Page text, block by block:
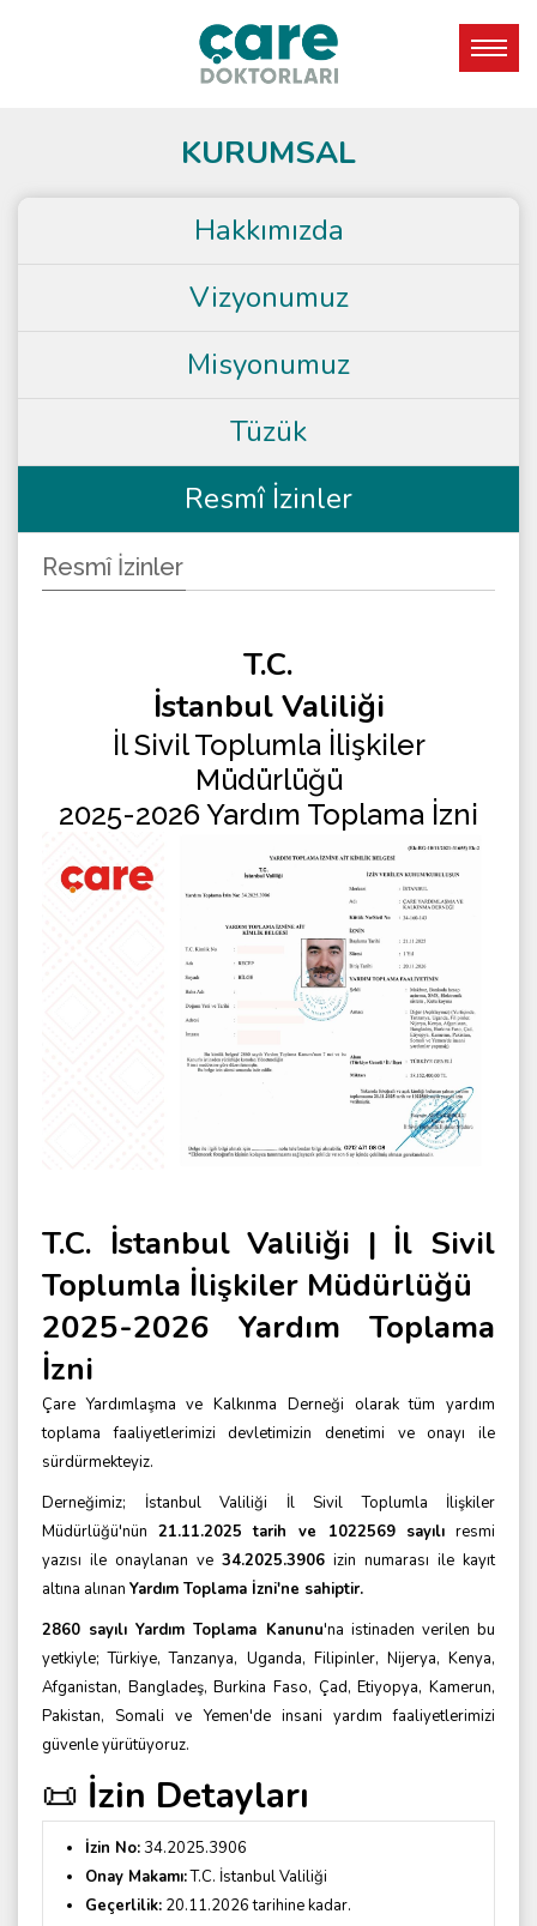
KURUMSAL
Hakkımızda
Vizyonumuz
Misyonumuz
Tüzük
Resmî İzinler
Resmî İzinler
T.C.
İstanbul Valiliği
İl Sivil Toplumla İlişkiler
Müdürlüğü
2025-2026 Yardım Toplama İzni
T.C. İstanbul Valiliği | İl Sivil
Toplumla İlişkiler Müdürlüğü
2025-2026 Yardım Toplama
İzni
Çare Yardımlaşma ve Kalkınma Derneği olarak tüm yardım
toplama faaliyetlerimizi devletimizin denetimi ve onayı ile
sürdürmekteyiz.
Derneğimiz; İstanbul Valiliği İl Sivil Toplumla İlişkiler
Müdürlüğü'nün 21.11.2025 tarih ve 1022569 sayılı resmi
yazısı ile onaylanan ve 34.2025.3906 izin numarası ile kayıt
altına alınan Yardım Toplama İzni'ne sahiptir.
2860 sayılı Yardım Toplama Kanunu'na istinaden verilen bu
yetkiyle; Türkiye, Tanzanya, Uganda, Filipinler, Nijerya, Kenya,
Afganistan, Bangladeş, Burkina Faso, Çad, Etiyopya, Kamerun,
Pakistan, Somali ve Yemen'de insani yardım faaliyetlerimizi
güvenle yürütüyoruz.
📜 İzin Detayları
İzin No:34.2025.3906
Onay Makamı:T.C. İstanbul Valiliği
Geçerlilik: 20.11.2026 tarihine kadar.